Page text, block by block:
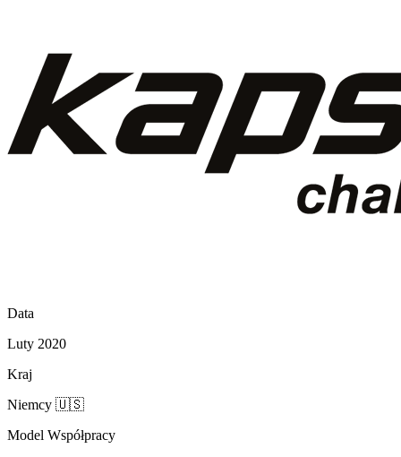
Data
Luty 2020
Kraj
Niemcy 🇺🇸
Model Współpracy